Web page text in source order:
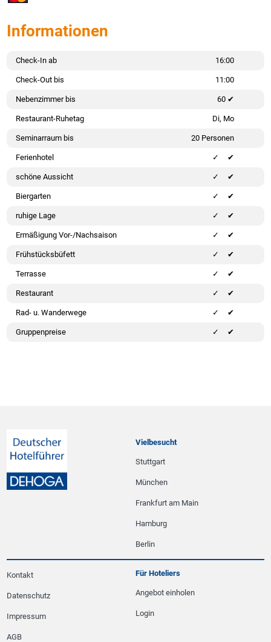
Informationen
Check-In ab 16:00
Check-Out bis 11:00
Nebenzimmer bis 60 ✔
Restaurant-Ruhetag Di, Mo
Seminarraum bis 20 Personen
Ferienhotel ✔
schöne Aussicht ✔
Biergarten ✔
ruhige Lage ✔
Ermäßigung Vor-/Nachsaison ✔
Frühstücksbüfett ✔
Terrasse ✔
Restaurant ✔
Rad- u. Wanderwege ✔
Gruppenpreise ✔
Vielbesucht
Stuttgart
München
Frankfurt am Main
Hamburg
Berlin
Kontakt
Datenschutz
Impressum
AGB
Für Hoteliers
Angebot einholen
Login